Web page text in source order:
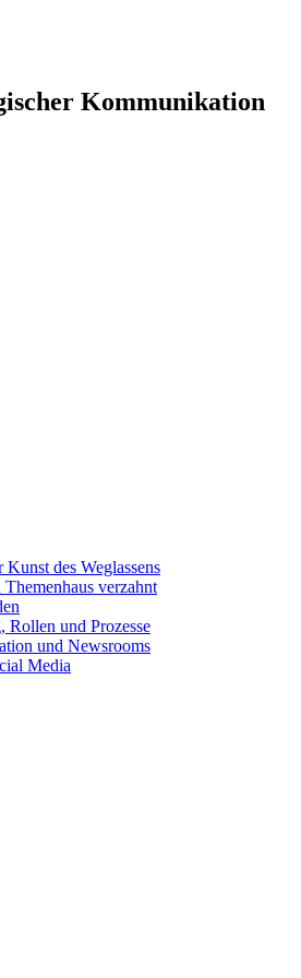
Kommunikation
des Weglassens
verzahnt
Rollen und Prozesse
und Newsrooms
Media